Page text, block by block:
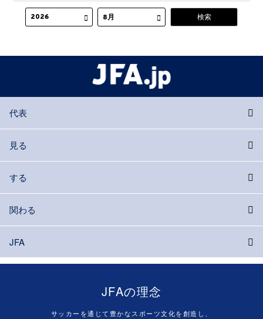
代表
見る
する
関わる
JFA
JFAの理念
サッカーを通じて豊かなスポーツ文化を創造し、